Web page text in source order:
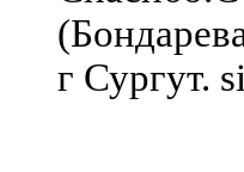
г Сургут.